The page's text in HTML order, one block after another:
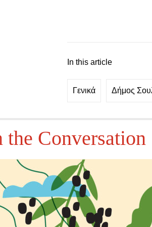
In this article
Γενικά Δήμος
the Conversation